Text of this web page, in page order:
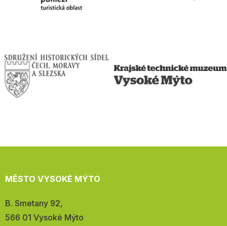
MĚSTO VYSOKÉ MÝTO
Adresa:
B. Smetany 92,
566 01 Vysoké Mýto